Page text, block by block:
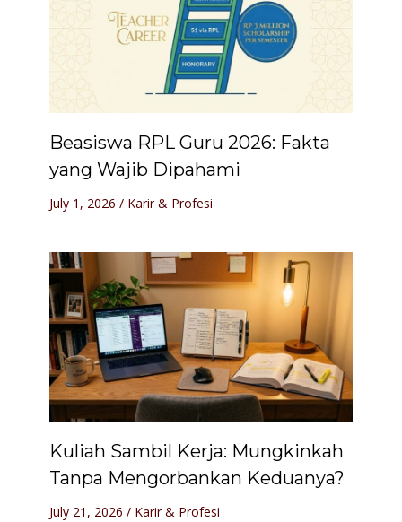
Beasiswa RPL Guru 2026: Fakta
yang Wajib Dipahami
July 1, 2026 / Karir & Profesi
Kuliah Sambil Kerja: Mungkinkah
Tanpa Mengorbankan Keduanya?
July 21, 2026 / Karir & Profesi